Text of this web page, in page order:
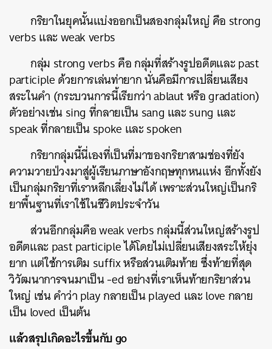
กริยาในยุคนั้นแบ่งออกเป็นสองกลุ่มใหญ่ คือ strong
verbs และ weak verbs
กลุ่ม strong verbs คือ กลุ่มที่สร้างรูปอดีตและ past
participle ด้วยการเล่นท่ายาก นั่นคือมีการเปลี่ยนเสียง
สระในคำ (กระบวนการนี้เรียกว่า ablaut หรือ gradation)
ตัวอย่างเช่น sing ที่กลายเป็น sang และ sung และ
speak ที่กลายเป็น spoke และ spoken
กริยากลุ่มนี้นี่เองที่เป็นที่มาของกริยาสามช่องที่ยัง
ความวายป่วงมาสู่ผู้เรียนภาษาอังกฤษทุกหนแห่ง อีกทั้งยัง
เป็นกลุ่มกริยาที่เราหลีกเลี่ยงไม่ได้ เพราะส่วนใหญ่เป็นกริ
ยาพื้นฐานที่เราใช้ในชีวิตประจำวัน
ส่วนอีกกลุ่มคือ weak verbs กลุ่มนี้ส่วนใหญ่สร้างรูป
อดีตและ past participle ได้โดยไม่เปลี่ยนเสียงสระให้ยุ่ง
ยาก แต่ใช้การเติม suffix หรือส่วนเติมท้าย ซึ่งท้ายที่สุด
วิวัฒนาการจนมาเป็น -ed อย่างที่เราเห็นท้ายกริยาส่วน
ใหญ่ เช่น คำว่า play กลายเป็น played และ love กลาย
เป็น loved เป็นต้น
แล้วสรุปเกิดอะไรขึ้นกับ go